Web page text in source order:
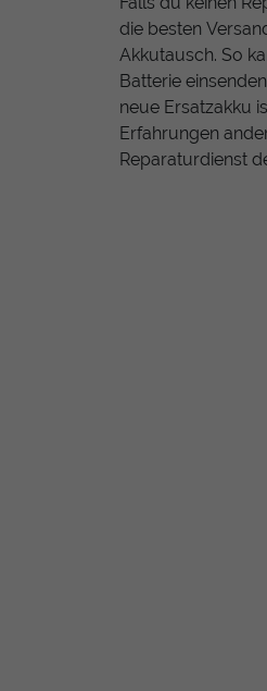
die besten
Akkutausch. So
Batterie
neue Ersatzakku
Erfahrungen
Reparaturdienst